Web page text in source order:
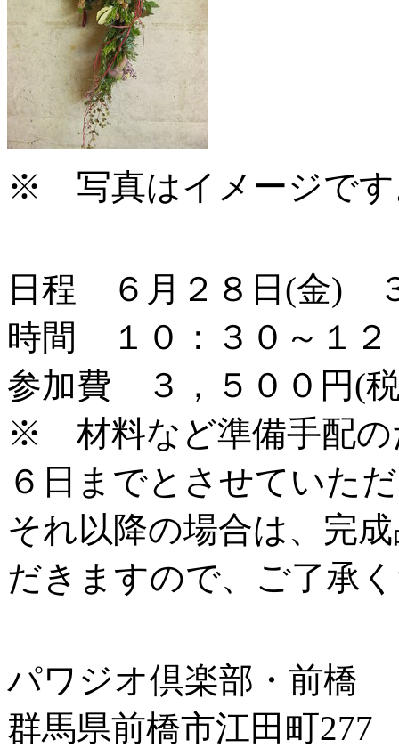
※ 写真はイメージで
日程 ６月２８日(金)
時間 １０：３０～１２
参加費 ３，５００円(
※ 材料など準備手配の
６日までとさせていた
それ以降の場合は、完
だきますので、ご了承
パワジオ倶楽部・前橋
群馬県前橋市江田町277